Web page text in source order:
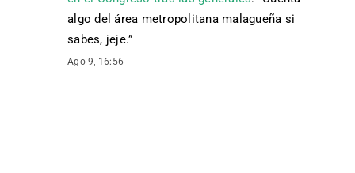
algo del área metropolitana malagueña si
sabes, jeje.”
Ago 9, 16:56